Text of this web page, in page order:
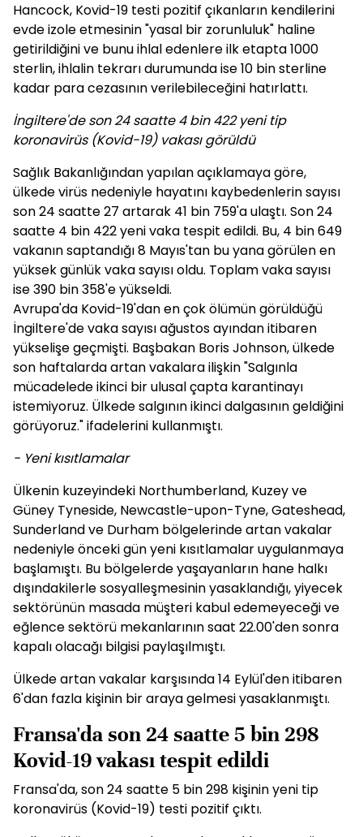
Hancock, Kovid-19 testi pozitif çıkanların kendilerini
evde izole etmesinin "yasal bir zorunluluk" haline
getirildiğini ve bunu ihlal edenlere ilk etapta 1000
sterlin, ihlalin tekrarı durumunda ise 10 bin sterline
kadar para cezasının verilebileceğini hatırlattı.
İngiltere'de son 24 saatte 4 bin 422 yeni tip
koronavirüs (Kovid-19) vakası görüldü
Sağlık Bakanlığından yapılan açıklamaya göre,
ülkede virüs nedeniyle hayatını kaybedenlerin sayısı
son 24 saatte 27 artarak 41 bin 759'a ulaştı. Son 24
saatte 4 bin 422 yeni vaka tespit edildi. Bu, 4 bin 649
vakanın saptandığı 8 Mayıs'tan bu yana görülen en
yüksek günlük vaka sayısı oldu. Toplam vaka sayısı
ise 390 bin 358'e yükseldi.
Avrupa'da Kovid-19'dan en çok ölümün görüldüğü
İngiltere'de vaka sayısı ağustos ayından itibaren
yükselişe geçmişti. Başbakan Boris Johnson, ülkede
son haftalarda artan vakalara ilişkin "Salgınla
mücadelede ikinci bir ulusal çapta karantinayı
istemiyoruz. Ülkede salgının ikinci dalgasının geldiğini
görüyoruz." ifadelerini kullanmıştı.
- Yeni kısıtlamalar
Ülkenin kuzeyindeki Northumberland, Kuzey ve
Güney Tyneside, Newcastle-upon-Tyne, Gateshead,
Sunderland ve Durham bölgelerinde artan vakalar
nedeniyle önceki gün yeni kısıtlamalar uygulanmaya
başlamıştı. Bu bölgelerde yaşayanların hane halkı
dışındakilerle sosyalleşmesinin yasaklandığı, yiyecek
sektörünün masada müşteri kabul edemeyeceği ve
eğlence sektörü mekanlarının saat 22.00'den sonra
kapalı olacağı bilgisi paylaşılmıştı.
Ülkede artan vakalar karşısında 14 Eylül'den itibaren
6'dan fazla kişinin bir araya gelmesi yasaklanmıştı.
Fransa'da son 24 saatte 5 bin 298
Kovid-19 vakası tespit edildi
Fransa'da, son 24 saatte 5 bin 298 kişinin yeni tip
koronavirüs (Kovid-19) testi pozitif çıktı.